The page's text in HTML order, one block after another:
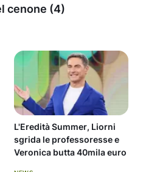
cenone (4)
L'Eredità Summer, Liorni
sgrida le professoresse e
Veronica butta 40mila euro